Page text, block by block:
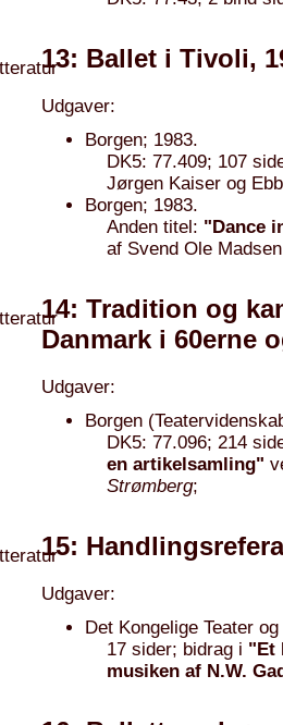
13: Ballet i Tivoli,
Udgaver:
Borgen; 1983.
DK5: 77.409; 107
Jørgen Kaiser og
Borgen; 1983.
Anden titel: "Dance
af Svend Ole
14: Tradition og
Danmark i 60erne
Udgaver:
Borgen
DK5: 77.096; 214
en artikelsamling"
Strømberg;
15:
Udgaver:
Det Kongelige Teater
17 sider; bidrag i "Et
musiken af N.W.